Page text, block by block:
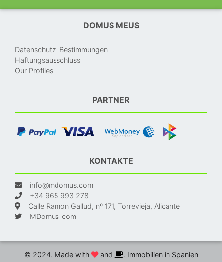
DOMUS MEUS
Datenschutz-Bestimmungen
Haftungsausschluss
Our Profiles
PARTNER
KONTAKTE
info@mdomus.com
+34 965 993 278
Calle Ramon Gallud, nº 171, Torrevieja, Alicante
MDomus_com
© 2024. Made with and . Immobilien in Spanien